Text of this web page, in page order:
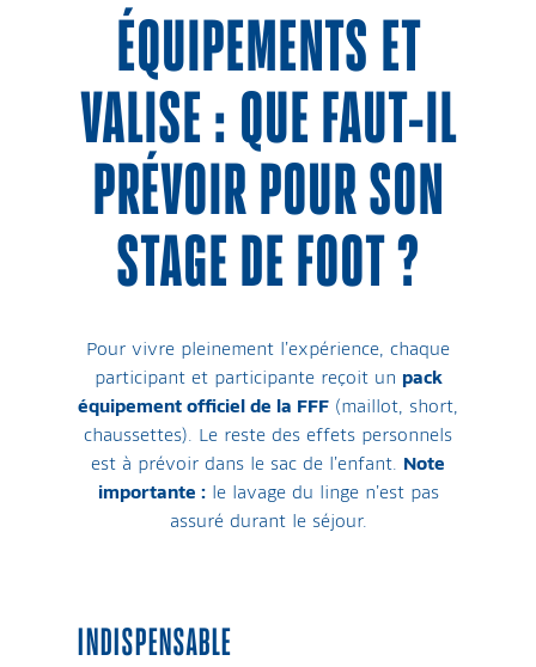
ÉQUIPEMENTS ET
VALISE : QUE FAUT-IL
PRÉVOIR POUR SON
STAGE DE FOOT ?
Pour vivre pleinement l’expérience, chaque
participant et participante reçoit un pack
équipement officiel de la FFF (maillot, short,
chaussettes). Le reste des effets personnels
est à prévoir dans le sac de l’enfant. Note
importante :le lavage du linge n’est pas
assuré durant le séjour.
INDISPENSABLE